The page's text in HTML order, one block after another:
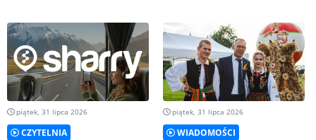
piątek, 31 lipca 2026
CZYTELNIA
piątek, 31 lipca 2026
WIADOMOŚCI